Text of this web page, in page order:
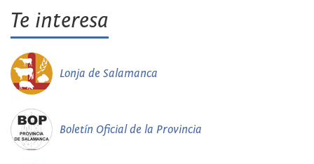
Te interesa
Lonja de Salamanca
Boletín Oficial de la Provincia